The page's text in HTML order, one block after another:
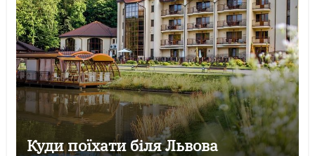
Куди поїхати біля Львова